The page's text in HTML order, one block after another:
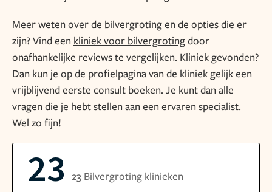
Meer weten over de bilvergroting en de opties die er
zijn? Vind een kliniek voor bilvergrotingdoor
onafhankelijke reviews te vergelijken. Kliniek gevonden?
Dan kun je op de profielpagina van de kliniek gelijk een
vrijblijvend eerste consult boeken. Je kunt dan alle
vragen die je hebt stellen aan een ervaren specialist.
Wel zo fijn!
23 23 Bilvergroting klinieken